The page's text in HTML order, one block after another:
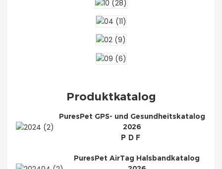
Produktkatalog
PuresPet GPS- und Gesundheitskatalog
2026
PDF
PuresPet AirTag Halsbandkatalog